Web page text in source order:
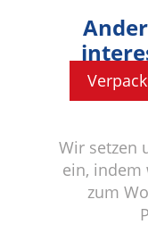
Wir setzen
ein, indem
zum